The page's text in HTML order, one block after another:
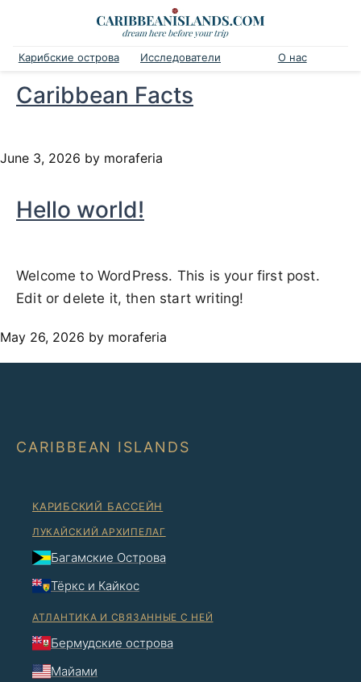
Карибские острова Исследователи О нас
Caribbean Facts
June 3, 2026 by moraferia
Hello world!
Welcome to WordPress. This is your first post.
Edit or delete it, then start writing!
May 26, 2026 by moraferia
CARIBBEAN ISLANDS
КАРИБСКИЙ БАССЕЙН
ЛУКАЙСКИЙ АРХИПЕЛАГ
Багамские Острова
Тёркс и Кайкос
АТЛАНТИКА И СВЯЗАННЫЕ С НЕЙ
Бермудские острова
Майами